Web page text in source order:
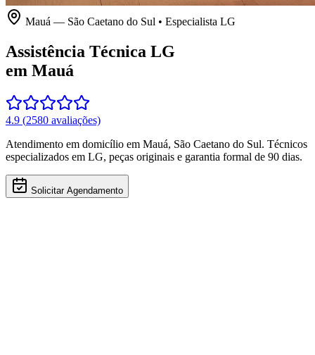
Mauá — São Caetano do Sul • Especialista LG
Assistência Técnica LG
em Mauá
4.9 (2580 avaliações)
Atendimento em domicílio em Mauá, São Caetano do Sul. Técnicos
especializados em LG, peças originais e garantia formal de 90 dias.
Solicitar Agendamento